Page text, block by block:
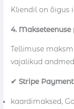
Kliendil on õigus
4.
Tellimuse
vajalikud
✔ Stripe
kaardimaksed,